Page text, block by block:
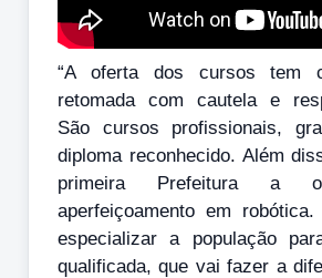
“A oferta dos cursos tem
retomada com cautela e
São cursos profissionais,
diploma reconhecido. Além
primeira Prefeitura a
aperfeiçoamento em
especializar a população
qualificada, que vai fazer a